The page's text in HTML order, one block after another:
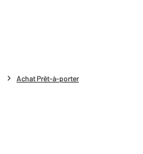
Achat Prêt-à-porter